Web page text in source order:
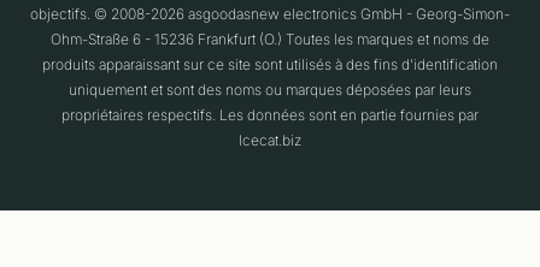
objectifs. © 2008-2026 asgoodasnew electronics GmbH - Georg-Simon-
Ohm-Straße 6 - 15236 Frankfurt (O.) Toutes les marques et noms de
produits apparaissant sur ce site sont utilisés à des fins d'identification
uniquement et sont des noms ou marques déposées par leurs
propriétaires respectifs. Les données sont en partie fournies par
Icecat.biz